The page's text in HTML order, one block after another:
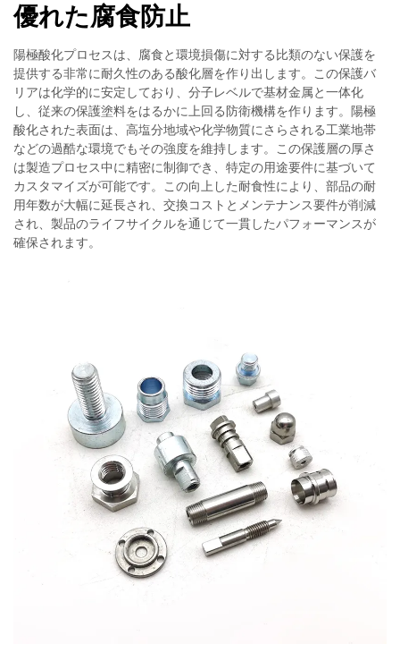
優れた腐食防止
陽極酸化プロセスは、腐食と環境損傷に対する比類のない保護を
提供する非常に耐久性のある酸化層を作り出します。この保護バ
リアは化学的に安定しており、分子レベルで基材金属と一体化
し、従来の保護塗料をはるかに上回る防衛機構を作ります。陽極
酸化された表面は、高塩分地域や化学物質にさらされる工業地帯
などの過酷な環境でもその強度を維持します。この保護層の厚さ
は製造プロセス中に精密に制御でき、特定の用途要件に基づいて
カスタマイズが可能です。この向上した耐食性により、部品の耐
用年数が大幅に延長され、交換コストとメンテナンス要件が削減
され、製品のライフサイクルを通じて一貫したパフォーマンスが
確保されます。